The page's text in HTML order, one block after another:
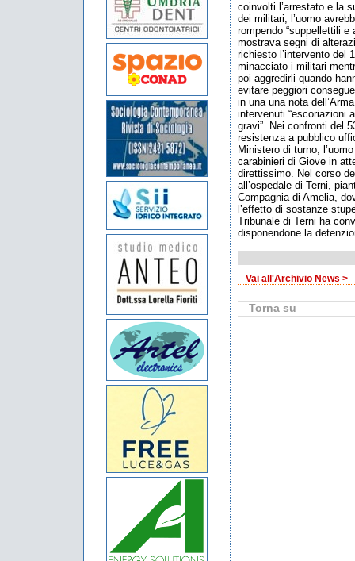
coinvolti l’arrestato e la
dei militari, l’uomo
rompendo “suppellettili e
mostrava segni di
richiesto l’intervento del
minacciato i militari
poi aggredirli quando
evitare peggiori
in una una nota
intervenuti “escoriazioni
gravi”. Nei confronti del
resistenza a pubblico
Ministero di turno,
carabinieri di Giove in
direttissimo. Nel corso
all’ospedale di Terni,
Compagnia di Amelia,
l’effetto di sostanze
Tribunale di Terni ha
disponendone la
Vai all'Archivio News >
Torna su